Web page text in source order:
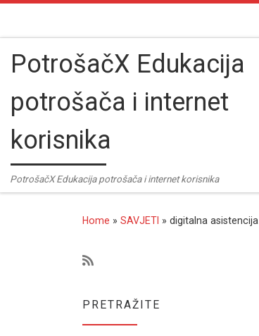
PotrošačX Edukacija
potrošača i internet
korisnika
PotrošačX Edukacija potrošača i internet korisnika
Home » SAVJETI » digitalna asistencija
PRETRAŽITE